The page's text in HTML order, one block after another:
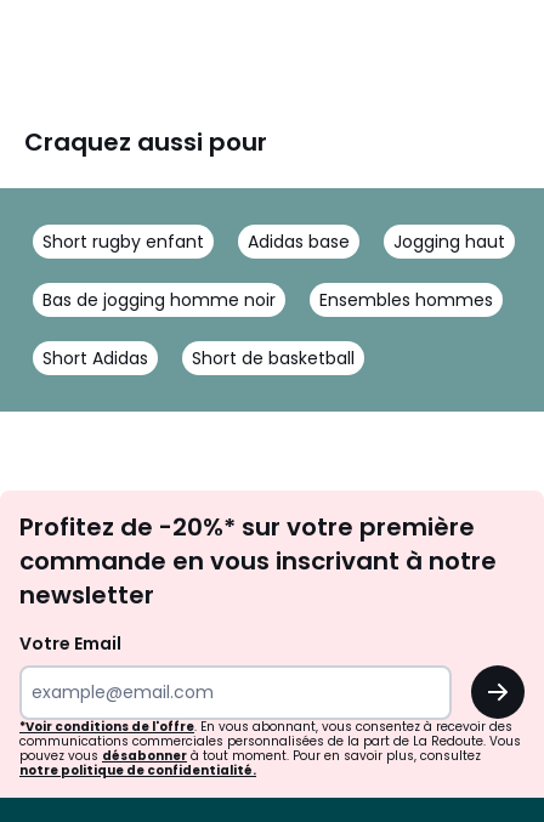
Craquez aussi pour
Short rugby enfant Adidas base Jogging haut
Bas de jogging homme noir Ensembles hommes
Short Adidas Short de basketball
newsletter
Profitez de -20%* sur votre première
commande en vous inscrivant à notre
newsletter
Votre Email
OK
*Voir conditions de l'offre. En vous abonnant, vous consentez à recevoir des
communications commerciales personnalisées de la part de La Redoute. Vous
pouvez vous désabonner à tout moment. Pour en savoir plus, consultez
notre politique de confidentialité.